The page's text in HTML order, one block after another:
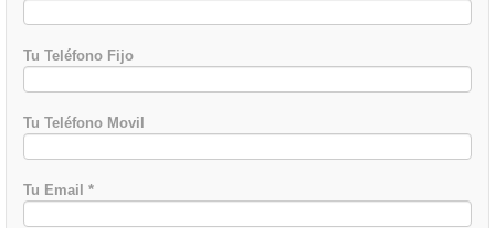
Tu Teléfono Fijo
Tu Teléfono Movil
Tu Email *